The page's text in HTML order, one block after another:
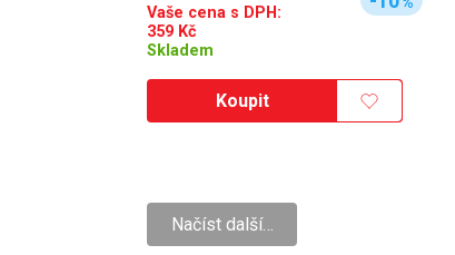
Vaše cena s DPH:
359 Kč
Skladem
Koupit
Načíst další…